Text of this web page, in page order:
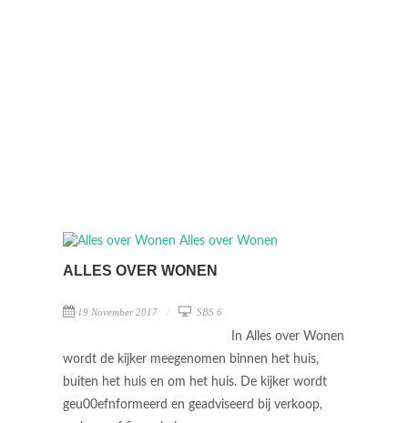
ALLES OVER WONEN
19 November 2017 SBS 6
In Alles over Wonen
wordt de kijker meegenomen binnen het huis,
buiten het huis en om het huis. De kijker wordt
geu00efnformeerd en geadviseerd bij verkoop,